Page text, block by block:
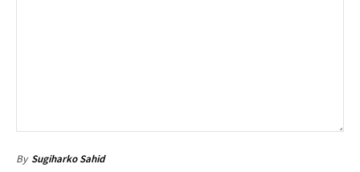
By Sugiharko Sahid